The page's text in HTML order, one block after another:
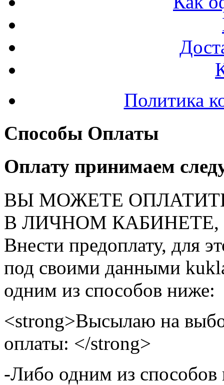
Политика
Способы Оплаты
Оплату принимаем
ВЫ МОЖЕТЕ
В ЛИЧНОМ КАБИНЕТЕ,
Внести предоплату, для
под своими данными
одним из способов ниже:
<strong>Высылаю на
оплаты: </strong>
-Либо одним из